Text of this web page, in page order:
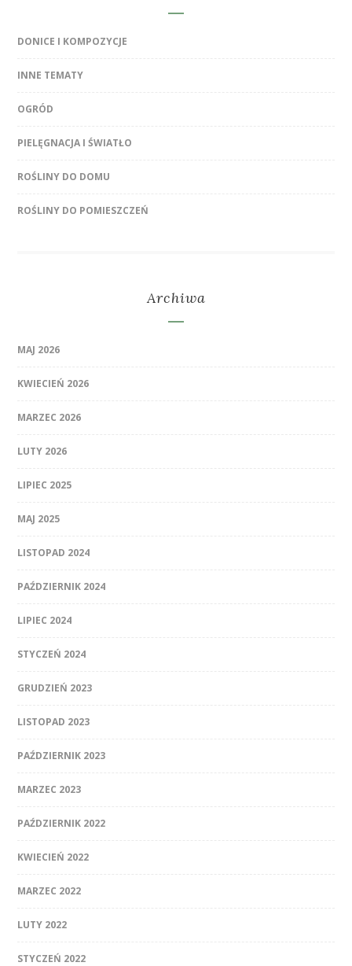
DONICE I KOMPOZYCJE
INNE TEMATY
OGRÓD
PIELĘGNACJA I ŚWIATŁO
ROŚLINY DO DOMU
ROŚLINY DO POMIESZCZEŃ
Archiwa
MAJ 2026
KWIECIEŃ 2026
MARZEC 2026
LUTY 2026
LIPIEC 2025
MAJ 2025
LISTOPAD 2024
PAŹDZIERNIK 2024
LIPIEC 2024
STYCZEŃ 2024
GRUDZIEŃ 2023
LISTOPAD 2023
PAŹDZIERNIK 2023
MARZEC 2023
PAŹDZIERNIK 2022
KWIECIEŃ 2022
MARZEC 2022
LUTY 2022
STYCZEŃ 2022